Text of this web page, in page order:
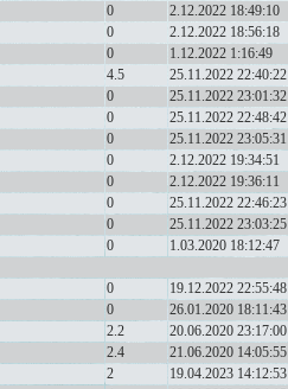
0 2.12.2022 18:49:10
0 2.12.2022 18:56:18
0 1.12.2022 1:16:49
4.5 25.11.2022 22:40:22
0 25.11.2022 23:01:32
0 25.11.2022 22:48:42
0 25.11.2022 23:05:31
0 2.12.2022 19:34:51
0 2.12.2022 19:36:11
0 25.11.2022 22:46:23
0 25.11.2022 23:03:25
0 1.03.2020 18:12:47
0 19.12.2022 22:55:48
0 26.01.2020 18:11:43
2.2 20.06.2020 23:17:00
2.4 21.06.2020 14:05:55
2 19.04.2023 14:12:53